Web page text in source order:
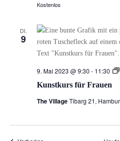
Kostenlos
DI.
9
Kunstkurs für Frauen
9. Mai 2023 @ 9:30 - 11:30
The VillageTibarg 21,